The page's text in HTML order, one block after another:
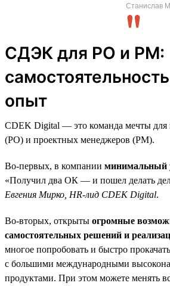
Станислав
СДЭК для PO и PM:
опыт
CDEK Digital — это команда мечты для
(PO) и проектных менеджеров (PM).
Во-первых, в компании минимальный
«Получил два ОК — и пошел делать
Евгения Мирко, HR-лид CDEK Digital.
Во-вторых, открыты огромные
самостоятельных решений и
многое попробовать и быстро
с большими международными
продуктами. При этом можете менять